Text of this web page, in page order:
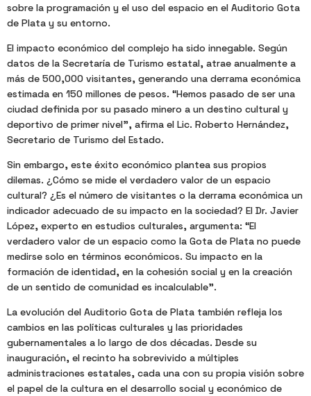
sobre la programación y el uso del espacio en el Auditorio Gota
de Plata y su entorno.
El impacto económico del complejo ha sido innegable. Según
datos de la Secretaría de Turismo estatal, atrae anualmente a
más de 500,000 visitantes, generando una derrama económica
estimada en 150 millones de pesos. “Hemos pasado de ser una
ciudad definida por su pasado minero a un destino cultural y
deportivo de primer nivel”, afirma el Lic. Roberto Hernández,
Secretario de Turismo del Estado.
Sin embargo, este éxito económico plantea sus propios
dilemas. ¿Cómo se mide el verdadero valor de un espacio
cultural? ¿Es el número de visitantes o la derrama económica un
indicador adecuado de su impacto en la sociedad? El Dr. Javier
López, experto en estudios culturales, argumenta: “El
verdadero valor de un espacio como la Gota de Plata no puede
medirse solo en términos económicos. Su impacto en la
formación de identidad, en la cohesión social y en la creación
de un sentido de comunidad es incalculable”.
La evolución del Auditorio Gota de Plata también refleja los
cambios en las políticas culturales y las prioridades
gubernamentales a lo largo de dos décadas. Desde su
inauguración, el recinto ha sobrevivido a múltiples
administraciones estatales, cada una con su propia visión sobre
el papel de la cultura en el desarrollo social y económico de